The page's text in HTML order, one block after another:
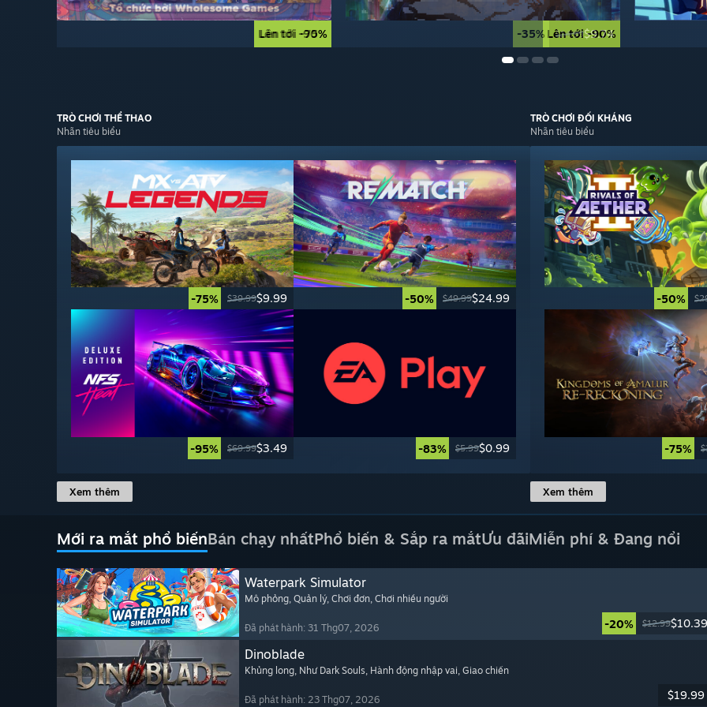
Lên tới -90% Lên tới -90%
Lên tới -75% -35% $14.99$9.74
TRÒ CHƠI THỂ THAO
Nhãn tiêu biểu
-75% $39.99$9.99 -50% $49.99$24.99
-95% $69.99$3.49 -83% $5.99$0.99
Xem thêm
TRÒ CHƠI ĐỐI KHÁNG
Nhãn tiêu biểu
-50%
-75%
Xem thêm
Mới ra mắt phổ biếnBán chạy nhấtPhổ biến & Sắp ra mắtƯu đãiMiễn phí & Đang nổi
Waterpark Simulator
Mô phỏng, Quản lý, Chơi đơn, Chơi nhiều người
Đã phát hành: 31 Thg07, 2026 -20% $12.99$10.39
Dinoblade
Khủng long, Như Dark Souls, Hành động nhập vai, Giao chiến
Đã phát hành: 23 Thg07, 2026 $19.99